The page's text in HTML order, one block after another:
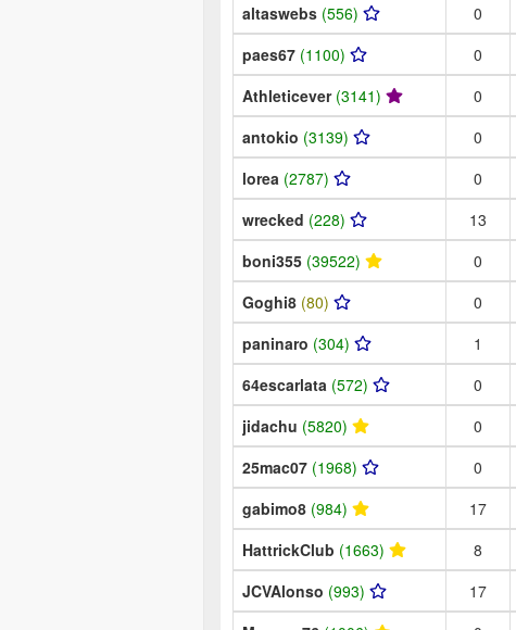
altaswebs (556) 0
paes67 (1100) 0
Athleticever (3141) 0
antokio (3139) 0
lorea (2787) 0
wrecked (228) 13
boni355 (39522) 0
Goghi8 (80) 0
paninaro (304) 1
64escarlata (572) 0
jidachu (5820) 0
25mac07 (1968) 0
gabimo8 (984) 17
HattrickClub (1663) 8
JCVAlonso (993) 17